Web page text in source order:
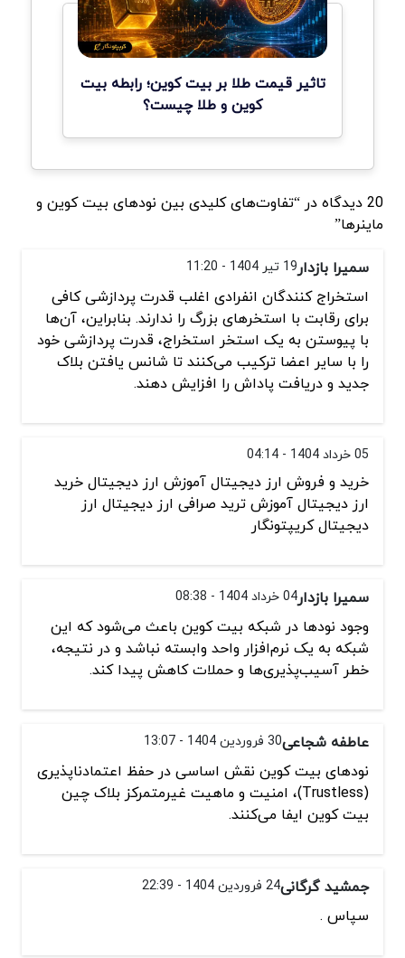
تاثیر قیمت طلا بر بیت کوین؛ رابطه بیت
کوین و طلا چیست؟
20 دیدگاه در “تفاوت‌های کلیدی بین نودهای بیت‌ کوین و
ماینرها”
سمیرا بازدار19 تیر 1404 - 11:20
استخراج کنندگان انفرادی اغلب قدرت پردازشی کافی
برای رقابت با استخرهای بزرگ را ندارند. بنابراین، آن‌ها
با پیوستن به یک استخر استخراج، قدرت پردازشی خود
را با سایر اعضا ترکیب می‌کنند تا شانس یافتن بلاک
جدید و دریافت پاداش را افزایش دهند.
05 خرداد 1404 - 04:14
خرید و فروش ارز دیجیتال آموزش ارز دیجیتال خرید
ارز دیجیتال آموزش ترید صرافی ارز دیجیتال ارز
دیجیتال کریپتونگار
سمیرا بازدار04 خرداد 1404 - 08:38
وجود نود‌ها در شبکه بیت‌ کوین باعث می‌شود که این
شبکه به یک نرم‌افزار واحد وابسته نباشد و در نتیجه،
خطر آسیب‌پذیری‌ها و حملات کاهش پیدا کند.
عاطفه شجاعی30 فروردین 1404 - 13:07
نود‌های بیت‌ کوین نقش اساسی در حفظ اعتمادناپذیری
(Trustless)، امنیت و ماهیت غیرمتمرکز بلاک‌ چین
بیت‌ کوین ایفا می‌کنند.
جمشید گرگانی24 فروردین 1404 - 22:39
سپاس .